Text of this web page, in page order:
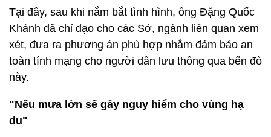
Tại đây, sau khi nắm bắt tình hình, ông Đặng Quốc
Khánh đã chỉ đạo cho các Sở, ngành liên quan xem
xét, đưa ra phương án phù hợp nhằm đảm bảo an
toàn tính mạng cho người dân lưu thông qua bến đò
này.
"Nếu mưa lớn sẽ gây nguy hiểm cho vùng hạ
du"